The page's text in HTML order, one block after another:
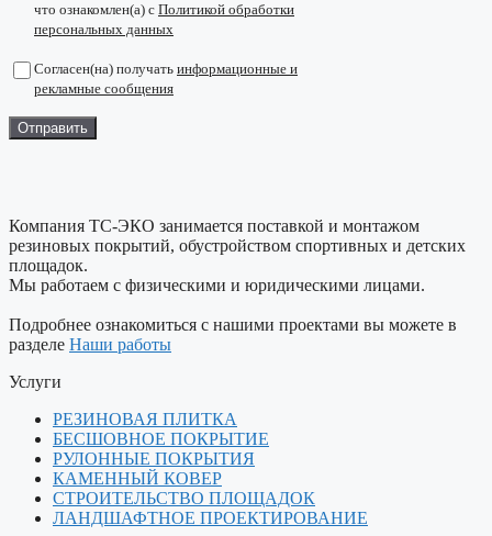
что ознакомлен(а) с Политикой обработки
персональных данных
Согласен(на) получать информационные и
рекламные сообщения
Компания ТС-ЭКО занимается поставкой и монтажом
резиновых покрытий, обустройством спортивных и детских
площадок.
Мы работаем с физическими и юридическими лицами.
Подробнее ознакомиться с нашими проектами вы можете в
разделе Наши работы
Услуги
РЕЗИНОВАЯ ПЛИТКА
БЕСШОВНОЕ ПОКРЫТИЕ
РУЛОННЫЕ ПОКРЫТИЯ
КАМЕННЫЙ КОВЕР
СТРОИТЕЛЬСТВО ПЛОЩАДОК
ЛАНДШАФТНОЕ ПРОЕКТИРОВАНИЕ